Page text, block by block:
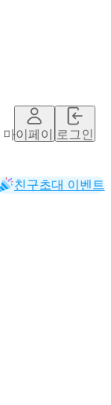
마이페이지로그인
친구초대 이벤트